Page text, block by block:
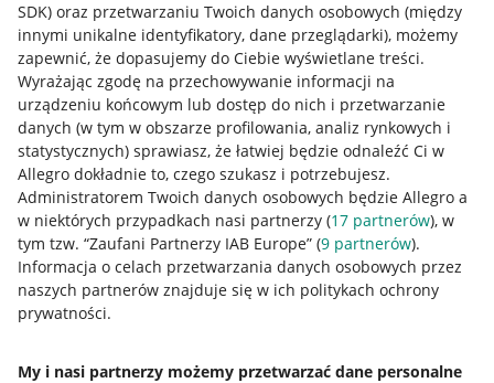
SDK) oraz przetwarzaniu Twoich danych osobowych (między
innymi unikalne identyfikatory, dane przeglądarki), możemy
zapewnić, że dopasujemy do Ciebie wyświetlane treści.
Wyrażając zgodę na przechowywanie informacji na
urządzeniu końcowym lub dostęp do nich i przetwarzanie
danych (w tym w obszarze profilowania, analiz rynkowych i
statystycznych) sprawiasz, że łatwiej będzie odnaleźć Ci w
Allegro dokładnie to, czego szukasz i potrzebujesz.
Administratorem Twoich danych osobowych będzie Allegro a
w niektórych przypadkach nasi partnerzy (17 partnerów), w
tym tzw. “Zaufani Partnerzy IAB Europe” (9 partnerów).
Informacja o celach przetwarzania danych osobowych przez
naszych partnerów znajduje się w ich politykach ochrony
prywatności.
My i nasi partnerzy możemy przetwarzać dane personalne
Nawigacja
Przydatne informacje
Jak to działa